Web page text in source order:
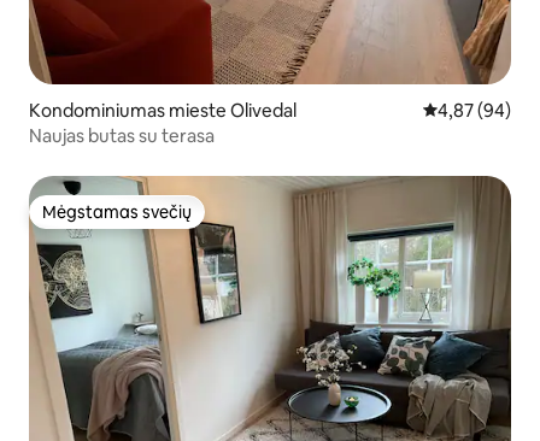
Kondominiumas mieste Olivedal Vidutinis
4,87 (94)
Naujas butas su terasa
Mėgstamas svečių
Mėgstamas svečių